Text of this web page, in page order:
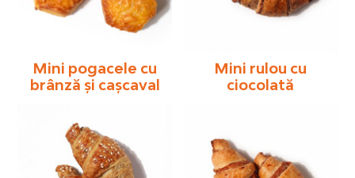
Mini pogacele cu
brânză și cașcaval
Mini rulou cu
ciocolată